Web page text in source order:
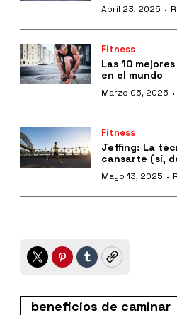
Abril 23, 2025 ·
Fitness
Las 10
en el mundo
Marzo 05, 2025 ·
Fitness
Jeffing: La
cansarte (sí,
Mayo 13, 2025 ·
TwitterPinterest
TumblrCopy
beneficios de caminar